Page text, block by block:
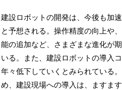
建設ロボットの開発は、今後も加速
と予想される。操作精度の向上や
能の追加など、さまざまな進化が
いる。また、建設ロボットの導入コ
年々低下していくとみられている
め、建設現場への導入は、ますま